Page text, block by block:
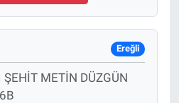
Ereğli
METİN DÜZGÜN